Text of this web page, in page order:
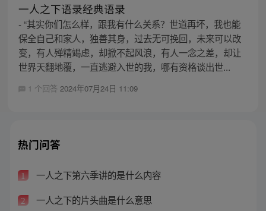
一人之下语录经典语录
- “其实你们怎么样，跟我有什么关系？世道再坏，我也能
保全自己和家人，独善其身，过去无可挽回，未来可以改
变，有人殚精竭虑，却掀不起风浪，有人一念之差，却让
世界天翻地覆，一直逃避入世的我，哪有资格谈出世...
1 个回答 2024年07月24日 11:09
热门问答
1 一人之下第六季讲的是什么内容
2 一人之下的片头曲是什么意思